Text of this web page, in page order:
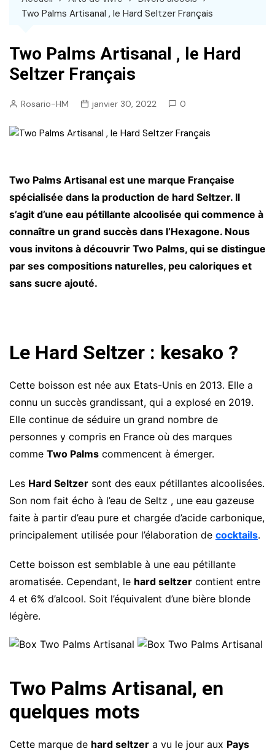
Two Palms Artisanal , le Hard Seltzer Français
Two Palms Artisanal , le Hard
Seltzer Français
Rosario-HM janvier 30, 2022 0
Two Palms Artisanal est une marque Française
spécialisée dans la production de hard Seltzer. Il
s’agit d’une eau pétillante alcoolisée qui commence à
connaître un grand succès dans l’Hexagone. Nous
vous invitons à découvrir Two Palms, qui se distingue
par ses compositions naturelles, peu caloriques et
sans sucre ajouté.
Le Hard Seltzer : kesako ?
Cette boisson est née aux Etats-Unis en 2013. Elle a
connu un succès grandissant, qui a explosé en 2019.
Elle continue de séduire un grand nombre de
personnes y compris en France où des marques
comme Two Palms commencent à émerger.
Les Hard Seltzer sont des eaux pétillantes alcoolisées.
Son nom fait écho à l’eau de Seltz , une eau gazeuse
faite à partir d’eau pure et chargée d’acide carbonique,
principalement utilisée pour l’élaboration de cocktails.
Cette boisson est semblable à une eau pétillante
aromatisée. Cependant, le hard seltzer contient entre
4 et 6% d’alcool. Soit l’équivalent d’une bière blonde
légère.
Two Palms Artisanal, en
quelques mots
Cette marque de hard seltzer a vu le jour aux Pays